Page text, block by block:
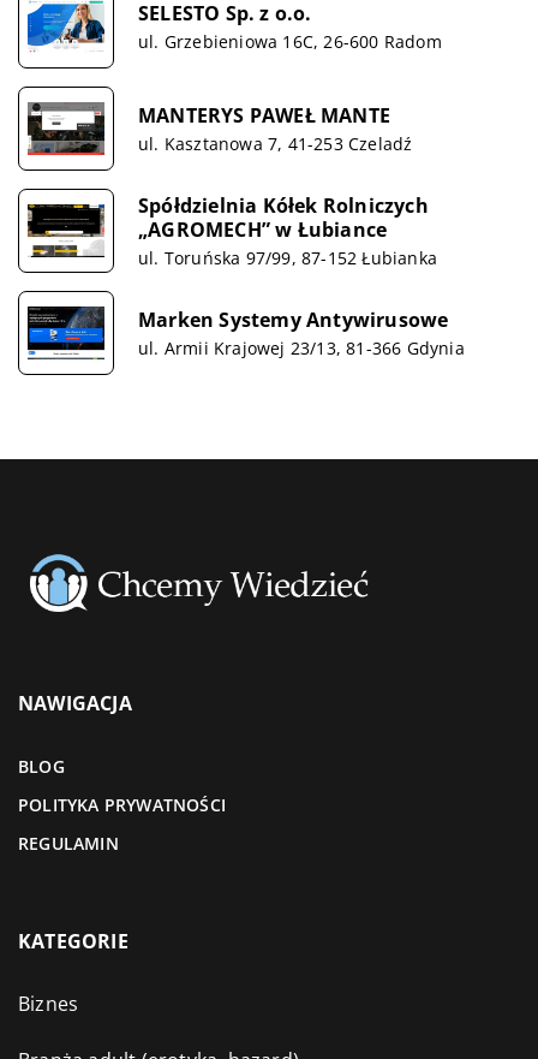
SELESTO Sp. z o.o.
ul. Grzebieniowa 16C, 26-600 Radom
MANTERYS PAWEŁ MANTE
ul. Kasztanowa 7, 41-253 Czeladź
Spółdzielnia Kółek Rolniczych
„AGROMECH” w Łubiance
ul. Toruńska 97/99, 87-152 Łubianka
Marken Systemy Antywirusowe
ul. Armii Krajowej 23/13, 81-366 Gdynia
NAWIGACJA
BLOG
POLITYKA PRYWATNOŚCI
REGULAMIN
KATEGORIE
Biznes